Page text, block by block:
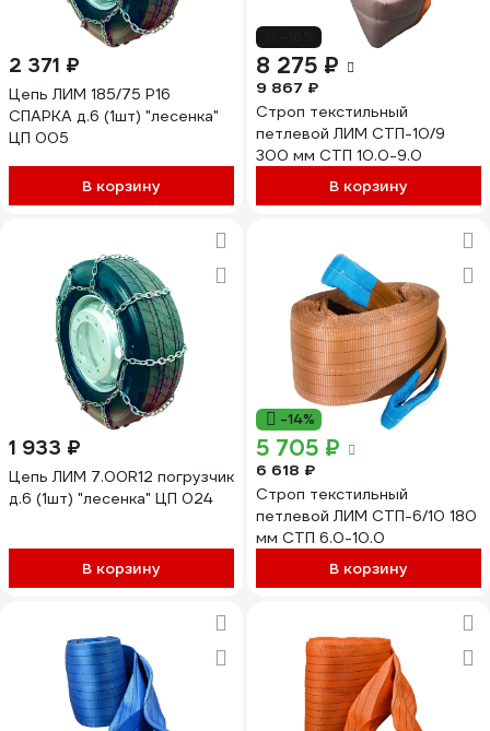
2 371 ₽
Цепь ЛИМ 185/75 Р16
СПАРКА д.6 (1шт) "лесенка"
ЦП 005
В корзину
8 275 ₽
9 867 ₽
Строп текстильный
петлевой ЛИМ СТП-10/9
300 мм СТП 10.0-9.0
В корзину
1 933 ₽
Цепь ЛИМ 7.00R12 погрузчик
д.6 (1шт) "лесенка" ЦП 024
В корзину
-14%
5 705 ₽
6 618 ₽
Строп текстильный
петлевой ЛИМ СТП-6/10 180
мм СТП 6.0-10.0
В корзину